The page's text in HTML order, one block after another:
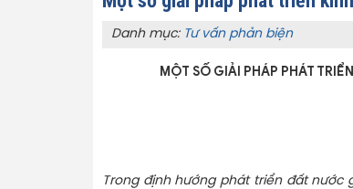
Danh mục: Tư vấn phản biện
MỘT SỐ GIẢI PHÁP PHÁT
Trong định hướng phát triển đất nước